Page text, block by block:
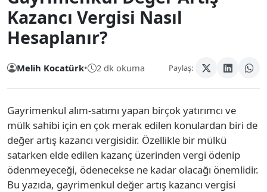
Kazancı Vergisi Nasıl
Hesaplanır?
Melih Kocatürk• 2 dk okuma Paylaş:
Gayrimenkul alım-satımı yapan birçok yatırımcı ve
mülk sahibi için en çok merak edilen konulardan biri de
değer artış kazancı vergisidir. Özellikle bir mülkü
satarken elde edilen kazanç üzerinden vergi ödenip
ödenmeyeceği, ödenecekse ne kadar olacağı önemlidir.
Bu yazıda, gayrimenkul değer artış kazancı vergisi